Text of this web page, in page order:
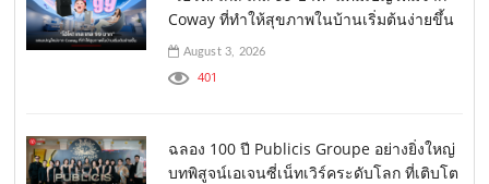
Coway ที่ทำให้สุขภาพในบ้านเริ่มต้นง่ายขึ้น
August 3, 2026
401
ฉลอง 100 ปี Publicis Groupe อย่างยิ่งใหญ่
บทพิสูจน์เอเจนซี่เน็ทเวิร์คระดับโลก ที่เติบโต